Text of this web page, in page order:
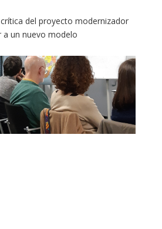
del proyecto modernizador
a un nuevo modelo